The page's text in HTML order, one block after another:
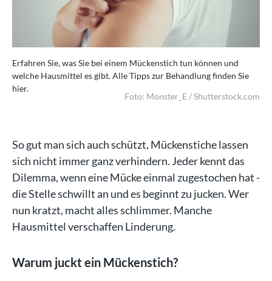
Erfahren Sie, was Sie bei einem Mückenstich tun können und
welche Hausmittel es gibt. Alle Tipps zur Behandlung finden Sie
hier.
Foto: Monster_E / Shutterstock.com
So gut man sich auch schützt, Mückenstiche lassen
sich nicht immer ganz verhindern. Jeder kennt das
Dilemma, wenn eine Mücke einmal zugestochen hat -
die Stelle schwillt an und es beginnt zu jucken. Wer
nun kratzt, macht alles schlimmer. Manche
Hausmittel verschaffen Linderung.
Warum juckt ein Mückenstich?